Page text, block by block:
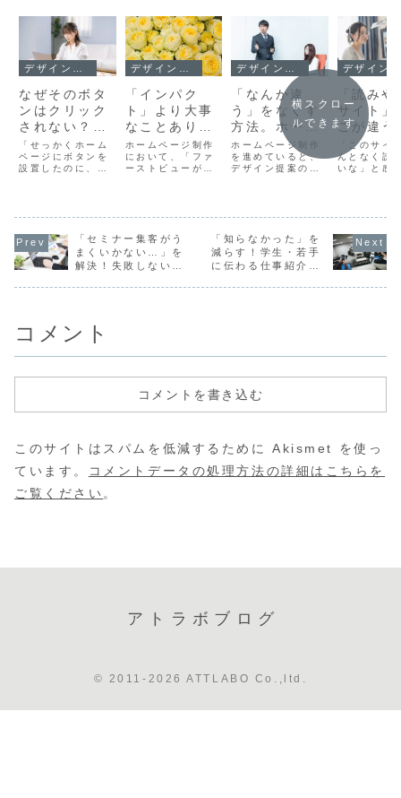
なぜそのボタ
ンはクリック
されない？視
線誘導で成果
を上げるWeb
デザイン
「せっかくホーム
ページにボタンを
設置したのに、ま
わらない…」 そん
なご相談をいただ
く中で、原因とし
て多く見られるの
「インパク
ト」より大事
なことありま
す！ホームペ
ージのファー
ストビュー設
ホームページ制作
において、「ファ
ーストビューが重
ンでの閲覧が主流
となっている現
在、限られた画面
の中でどのように
「なんか違
う」をなくす
方法。ホーム
ページ制作で
最初に決める
べき「たった
ホームページ制作
を進めていると、
デザイン提案の段
ては、ヒアリング
内容をもとに構成
を考え、ターゲッ
トを想定し、導線
「読み
サイト」
こが違う
Webデ
で差が出
「文字ま
「このサイ
んとなく読
いな」と感
と文章が頭
てくる。そ
Webサイト
ある共通点
横スクロー
ルできます
「セミナー集客がう
まくいかない…」を
解決！失敗しない集
「知らなかった」を
減らす！学生・若手
に伝わる仕事紹介の
コメント
コメントを書き込む
このサイトはスパムを低減するために Akismet を使っ
ています。
コメントデータの処理方法の詳細はこちらを
ご覧ください 。
アトラボブログ
© 2011-2026 ATTLABO Co.,ltd.